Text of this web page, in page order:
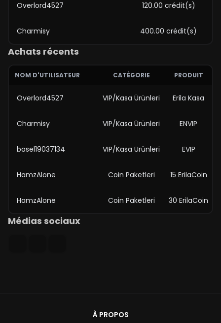
Overlord4527 120.00 crédit(s)
Charmisy 400.00 crédit(s)
Achats récents
NOM D'UTILISATEUR CATÉGORIE PRODUIT
Overlord4527 VIP/Kasa Ürünleri Erila Kasa
Charmisy VIP/Kasa Ürünleri ENVIP
basel19037134 VIP/Kasa Ürünleri EVIP
HamzAlone Coin Paketleri 15 ErilaCoin
HamzAlone Coin Paketleri 30 ErilaCoin
Médias sociaux
À PROPOS